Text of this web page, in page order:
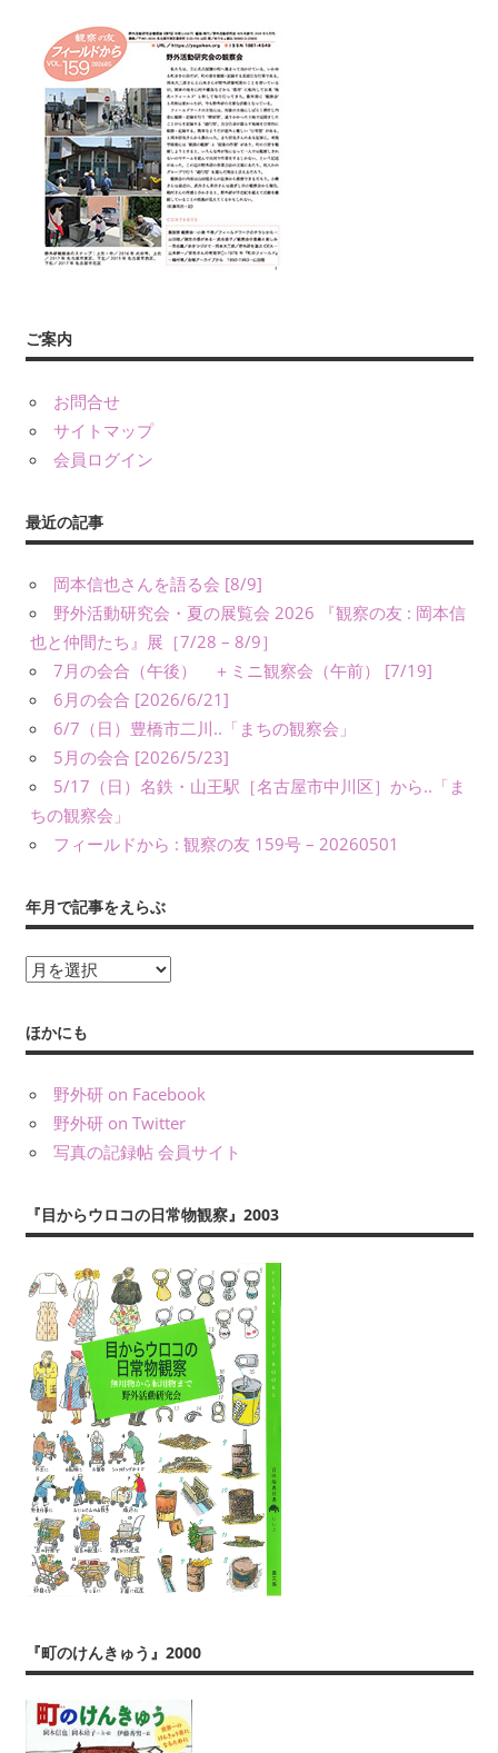
ー
ル
ド
か
ら：
観
察
の
書
籍、
表・
展
示、
ー
ク
プ・
講
演
（講
義）
な
ど
に
り、
公
し
い
ま
ご案内
お問合せ
サイトマップ
会員ログイン
最近の記事
岡本信也さんを語る会 [8/9]
野外活動研究会・夏の展覧会 2026 『観察の友 : 岡本信
也と仲間たち』展［7/28 – 8/9］
7月の会合（午後） ＋ミニ観察会（午前） [7/19]
6月の会合 [2026/6/21]
6/7（日）豊橋市二川..「まちの観察会」
5月の会合 [2026/5/23]
5/17（日）名鉄・山王駅［名古屋市中川区］から..「ま
ちの観察会」
フィールドから : 観察の友 159号 – 20260501
年月で記事をえらぶ
年
で
記
ほかにも
野外研 on Facebook
野外研 on Twitter
写真の記録帖 会員サイト
『目からウロコの日常物観察』2003
『町のけんきゅう』2000